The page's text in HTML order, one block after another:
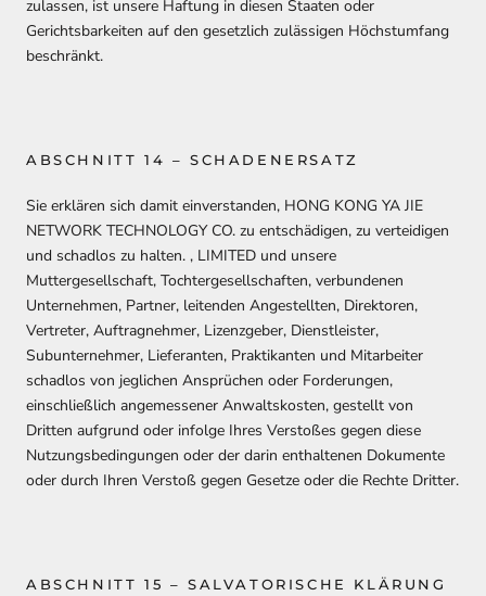
zulassen, ist unsere Haftung in diesen Staaten oder
Gerichtsbarkeiten auf den gesetzlich zulässigen Höchstumfang
beschränkt.
ABSCHNITT 14 – SCHADENERSATZ
Sie erklären sich damit einverstanden, HONG KONG YA JIE
NETWORK TECHNOLOGY CO. zu entschädigen, zu verteidigen
und schadlos zu halten. , LIMITED und unsere
Muttergesellschaft, Tochtergesellschaften, verbundenen
Unternehmen, Partner, leitenden Angestellten, Direktoren,
Vertreter, Auftragnehmer, Lizenzgeber, Dienstleister,
Subunternehmer, Lieferanten, Praktikanten und Mitarbeiter
schadlos von jeglichen Ansprüchen oder Forderungen,
einschließlich angemessener Anwaltskosten, gestellt von
Dritten aufgrund oder infolge Ihres Verstoßes gegen diese
Nutzungsbedingungen oder der darin enthaltenen Dokumente
oder durch Ihren Verstoß gegen Gesetze oder die Rechte Dritter.
ABSCHNITT 15 – SALVATORISCHE KLÄRUNG